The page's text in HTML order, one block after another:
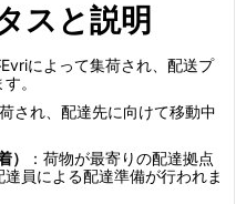
スと説明
Evriによって集荷され、配送プ
。
され、配達先に向けて移動中
）
：荷物が最寄りの配達拠点
員による配達準備が行われま